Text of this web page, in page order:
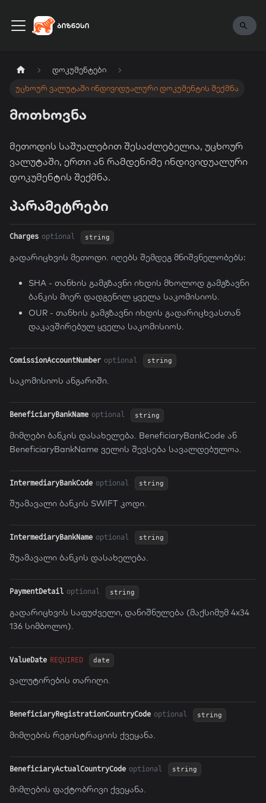
ENG
დოკუმენტები
უცხოურ ვალუტაში ინდივიდუალური დოკუმენტის შექმნა
მოთხოვნა
მეთოდის საშუალებით შესაძლებელია, უცხოურ
ვალუტაში, ერთი ან რამდენიმე ინდივიდუალური
დოკუმენტის შექმნა.
პარამეტრები
Charges optional string
გადარიცხვის მეთოდი. იღებს შემდეგ მნიშვნელობებს:
SHA - თანხის გამგზავნი იხდის მხოლოდ გამგზავნი
ბანკის მიერ დადგენილ ყველა საკომისიოს.
OUR - თანხის გამგზავნი იხდის გადარიცხვასთან
დაკავშირებულ ყველა საკომისიოს.
ComissionAccountNumber optional string
საკომისიოს ანგარიში.
BeneficiaryBankName optional string
მიმღები ბანკის დასახელება. BeneficiaryBankCode ან
BeneficiaryBankName ველის შევსება სავალდებულოა.
IntermediaryBankCode optional string
შუამავალი ბანკის SWIFT კოდი.
IntermediaryBankName optional string
შუამავალი ბანკის დასახელება.
PaymentDetail optional string
გადარიცხვის საფუძველი, დანიშნულება (მაქსიმუმ 4x34
136 სიმბოლო).
ValueDate REQUIRED date
ვალუტირების თარიღი.
BeneficiaryRegistrationCountryCode optional string
მიმღების რეგისტრაციის ქვეყანა.
BeneficiaryActualCountryCode optional string
მიმღების ფაქტობრივი ქვეყანა.